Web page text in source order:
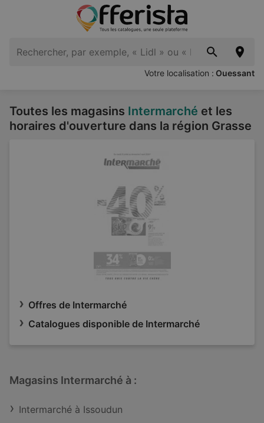
Votre localisation : Ouessant
Toutes les magasins Intermarché et les
horaires d'ouverture dans la région Grasse
Offres de Intermarché
Catalogues disponible de Intermarché
Magasins Intermarché à :
Intermarché à Issoudun